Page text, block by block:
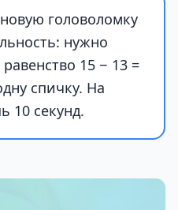
головоломку
нужно
15 − 13 =
спичку. На
10 секунд.